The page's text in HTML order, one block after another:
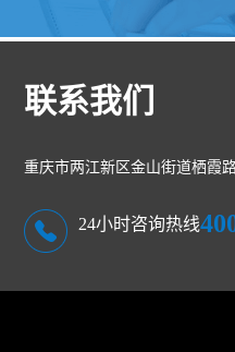
联系我们
重庆市两江新区金山街道栖霞
24小时咨询热线